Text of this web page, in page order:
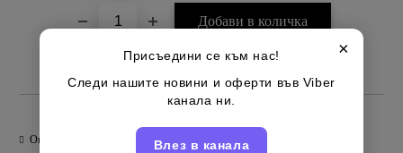
Оцени продукта
×
Присъедини се към нас!
Следи нашите новини и оферти във Viber
канала ни.
Влез в канала